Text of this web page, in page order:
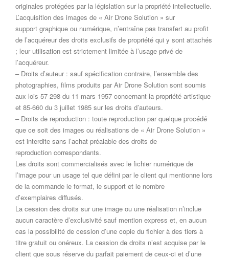
originales protégées par la législation sur la propriété intellectuelle.
L’acquisition des images de « Air Drone Solution » sur
support graphique ou numérique, n’entraîne pas transfert au profit
de l’acquéreur des droits exclusifs de propriété qui y sont attachés
; leur utilisation est strictement limitée à l’usage privé de
l’acquéreur.
– Droits d’auteur : sauf spécification contraire, l’ensemble des
photographies, films produits par Air Drone Solution sont soumis
aux lois 57-298 du 11 mars 1957 concernant la propriété artistique
et 85-660 du 3 juillet 1985 sur les droits d’auteurs.
– Droits de reproduction : toute reproduction par quelque procédé
que ce soit des images ou réalisations de « Air Drone Solution »
est interdite sans l’achat préalable des droits de
reproduction correspondants.
Les droits sont commercialisés avec le fichier numérique de
l’image pour un usage tel que défini par le client qui mentionne lors
de la commande le format, le support et le nombre
d’exemplaires diffusés.
La cession des droits sur une image ou une réalisation n’inclue
aucun caractère d’exclusivité sauf mention express et, en aucun
cas la possibilité de cession d’une copie du fichier à des tiers à
titre gratuit ou onéreux. La cession de droits n’est acquise par le
client que sous réserve du parfait paiement de ceux-ci et d’une